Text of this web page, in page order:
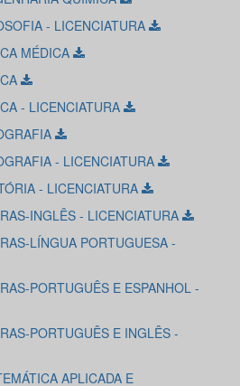
- LICENCIATURA
MÉDICA
- LICENCIATURA
- LICENCIATURA
- LICENCIATURA
INGLÊS - LICENCIATURA
LÍNGUA PORTUGUESA -
PORTUGUÊS E ESPANHOL -
PORTUGUÊS E INGLÊS -
APLICADA E